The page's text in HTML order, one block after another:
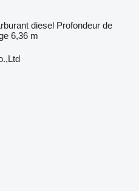
diesel Profondeur de
6,36 m